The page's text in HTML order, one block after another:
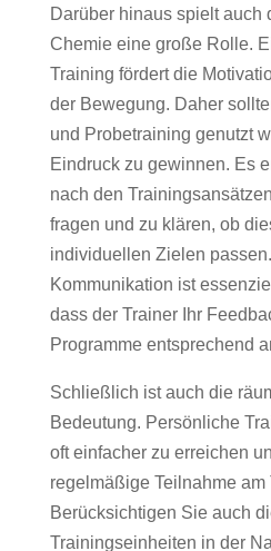
Darüber hinaus spielt auch
Chemie eine große Rolle.
Training fördert die
der Bewegung. Daher
und Probetraining genutzt
Eindruck zu gewinnen. Es
nach den
fragen und zu klären, ob
individuellen Zielen
Kommunikation ist
dass der Trainer Ihr
Programme entsprechend
Schließlich ist auch die
Bedeutung. Persönliche
oft einfacher zu erreichen
regelmäßige Teilnahme am
Berücksichtigen Sie auch
Trainingseinheiten in der